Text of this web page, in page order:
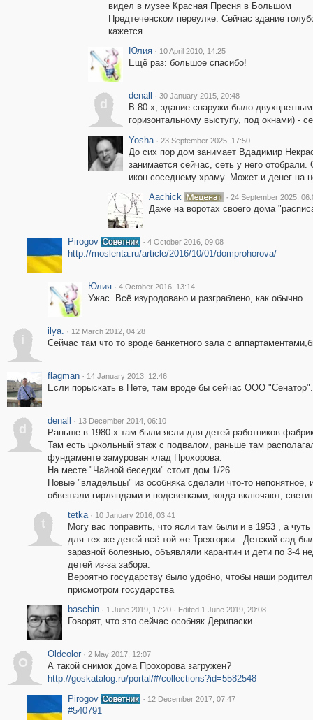
видел в музее Красная Пресня в Большом
Предтеченском переулке. Сейчас здание
кажется.
Юлия · 10 April 2010, 14:25
Ещё раз: большое спасибо!
d
denall · 30 January 2015, 20:48
В 80-х, здание снаружи было
горизонтальному выступу, под окнами) -
Yosha · 23 September 2025, 17:50
До сих пор дом занимает Вдадимир
занимается сейчас, сеть у него
икон соседнему храму. Может и денег на
Aachick
· 24 September 2025,
Даже на воротах своего дома
Pirogov · 4 October 2016, 09:08
http://moslenta.ru/article/2016/10/01/domprohorova/
Юлия · 4 October 2016, 13:14
Ужас. Всё изуродовано и разграблено, как обычно.
i
ilya. · 12 March 2012, 04:28
Сейчас там что то вроде банкетного зала с
flagman · 14 January 2013, 12:46
Если порыскать в Нете, там вроде бы сейчас ООО "Сенатор".
d
denall · 13 December 2014, 06:10
Раньше в 1980-х там были ясли для детей работников
Там есть цокольный этаж с подвалом, раньше там
фундаменте замурован клад Прохорова.
На месте "Чайной беседки" стоит дом 1/26.
Новые "владельцы" из особняка сделали что-то
обвешали гирляндами и подсветками, когда включают,
t
tetka · 10 January 2016, 03:41
Могу вас поправить, что ясли там были и в 1953 , а
для тех же детей всё той же Трехгорки . Детский сад
заразной болезнью, объявляли карантин и дети по 3-4
детей из-за забора.
Вероятно государству было удобно, чтобы наши
присмотром государства
baschin · 1 June 2019, 17:20 · Edited 1 June 2019, 20:08
Говорят, что это сейчас особняк Дерипаски
O
Oldcolor · 2 May 2017, 12:07
А такой снимок дома Прохорова загружен?
http://goskatalog.ru/portal/#/collections?id=5582548
Pirogov
· 12 December 2017, 07:47
#540791